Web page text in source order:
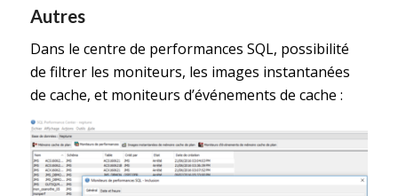
Autres
Dans le centre de performances SQL, possibilité
de filtrer les moniteurs, les images instantanées
de cache, et moniteurs d’événements de cache :